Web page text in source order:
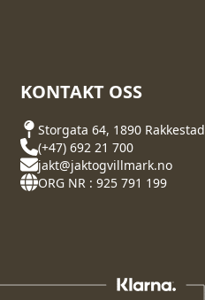
KONTAKT OSS
Storgata 64, 1890 Rakkestad
(+47) 692 21 700
jakt@jaktogvillmark.no
ORG NR : 925 791 199